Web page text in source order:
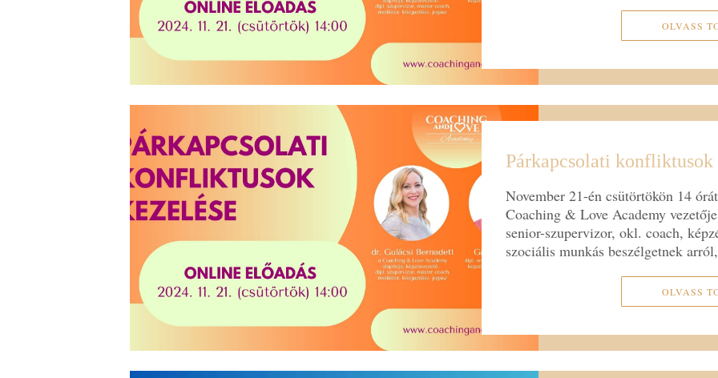
OLVASS
Párkapcsolati konfliktusok
November 21-én csütörtökön 14
Coaching & Love Academy
senior-szupervizor, okl. coach,
szociális munkás beszélgetnek
OLVASS